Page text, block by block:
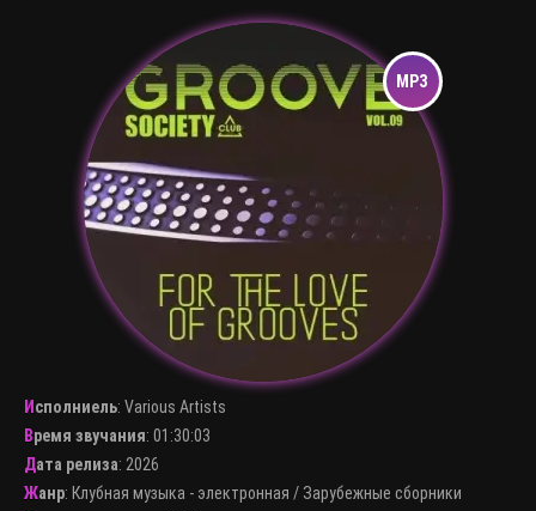
Исполниель: Various Artists
Время звучания: 01:30:03
Дата релиза: 2026
Жанр: Клубная музыка - электронная / Зарубежные сборники